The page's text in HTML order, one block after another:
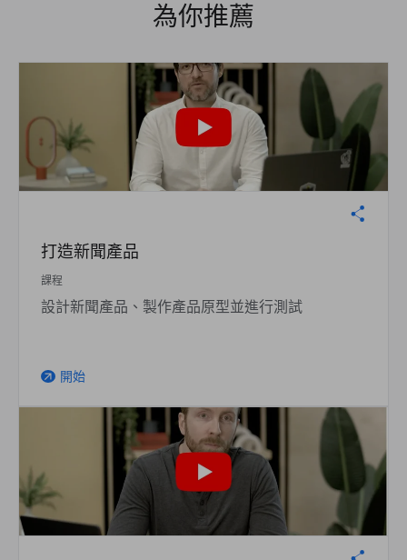
為你推薦
打造新聞產品
課程
設計新聞產品、製作產品原型並進行測試
arrow_outward 開始